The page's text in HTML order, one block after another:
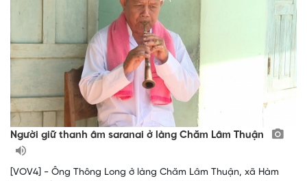
Người giữ thanh âm saranai ở làng Chăm Lâm Thuận
[VOV4] - Ông Thông Long ở làng Chăm Lâm Thuận, xã Hàm